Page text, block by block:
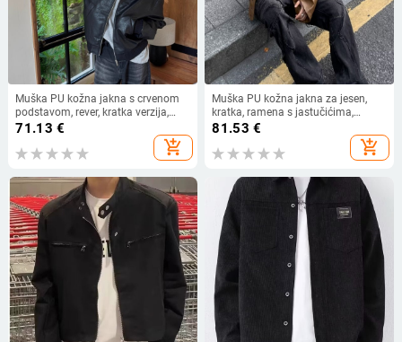
Muška PU kožna jakna s crvenom
podstavom, rever, kratka verzija,
motociklistički stil, američki kroj
71.13 €
add_shopping_cart
Muška PU kožna jakna za jesen,
kratka, ramena s jastučićima,
bikerski stil, zatvarač
81.53 €
add_shopping_cart